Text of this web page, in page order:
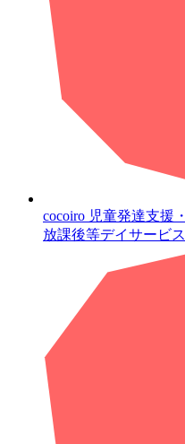
cocoiro 児童発達支援・
放課後等デイサービス